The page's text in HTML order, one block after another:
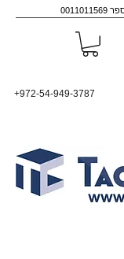
0011011569
+972-54-949-3787